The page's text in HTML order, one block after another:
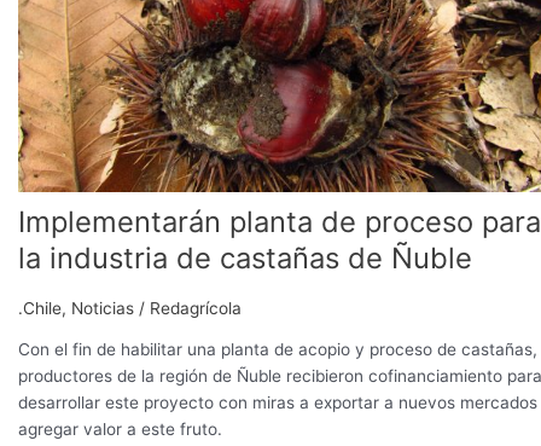
Implementarán planta de proceso para
la industria de castañas de Ñuble
.Chile, Noticias / Redagrícola
Con el fin de habilitar una planta de acopio y proceso de castañas,
productores de la región de Ñuble recibieron cofinanciamiento para
desarrollar este proyecto con miras a exportar a nuevos
agregar valor a este fruto.
industria
de
castañas
de
Ñuble